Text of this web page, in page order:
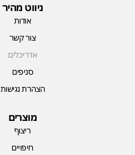
ניווט מהיר
אודות
צור קשר
אדריכלים
סניפים
הצהרת נגישות
מוצרים
ריצוף
חיפויים